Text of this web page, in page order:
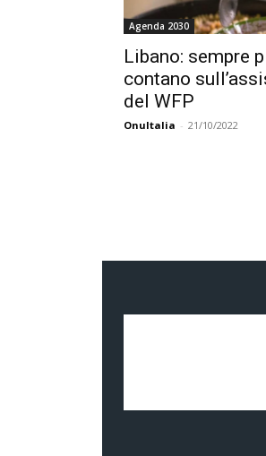
Agenda 2030
Libano: sempre
contano
del WFP
OnuItalia - 21/10/2022